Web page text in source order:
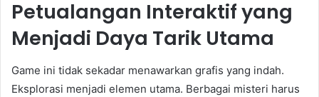
Petualangan Interaktif yang
Menjadi Daya Tarik Utama
Game ini tidak sekadar menawarkan grafis yang indah.
Eksplorasi menjadi elemen utama. Berbagai misteri harus